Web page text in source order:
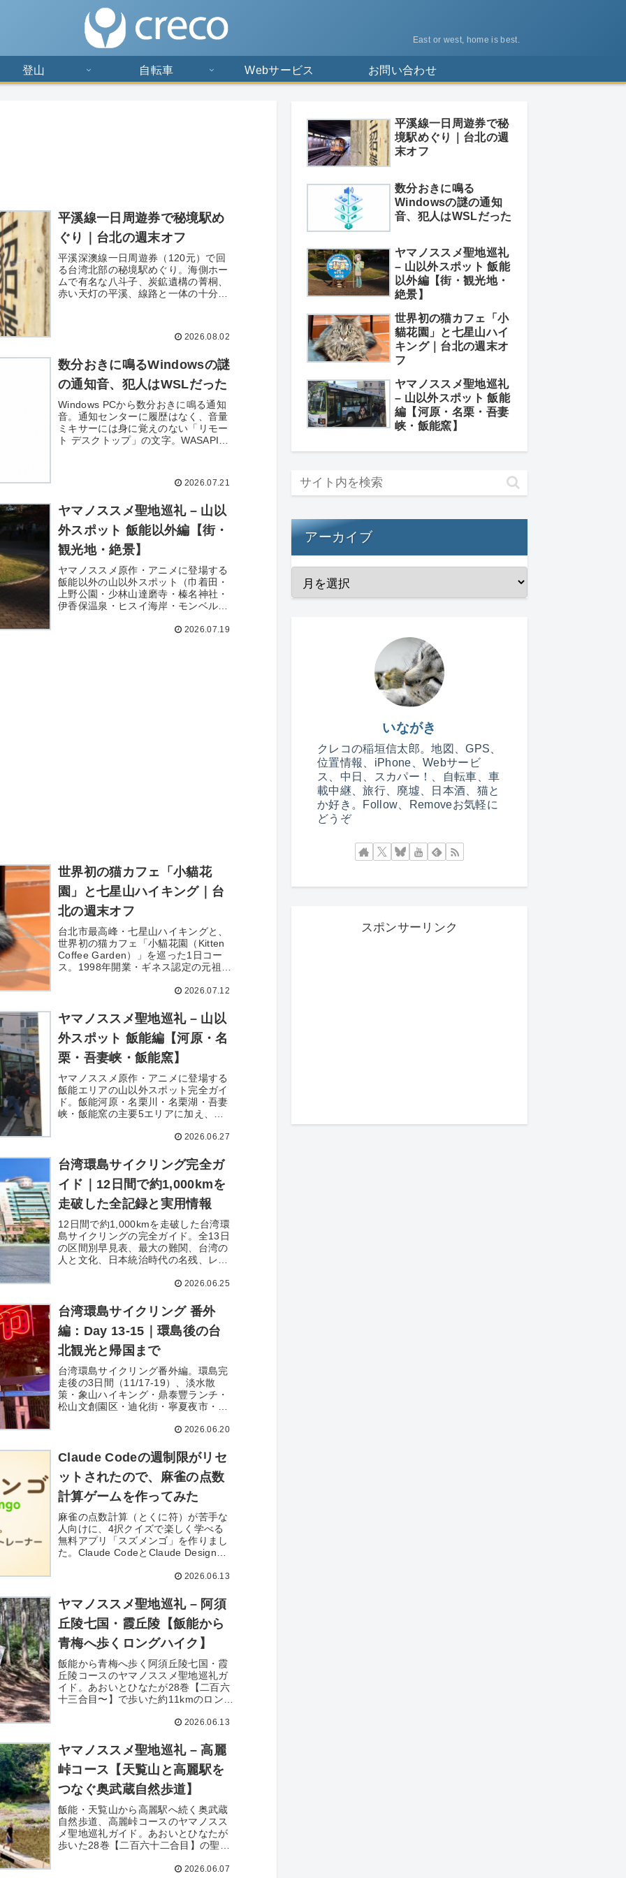
East or west, home is best.
登山 自転車 Webサービス お問い合わせ
平溪線一日周遊券で秘境駅め
ぐり｜台北の週末オフ
平溪深澳線一日周遊券（120元）で回
る台湾北部の秘境駅めぐり。海側ホー
ムで有名な八斗子、炭鉱遺構の菁桐、
赤い天灯の平溪、線路と一体の十分、
2026.08.02
数分おきに鳴るWindowsの謎
の通知音、犯人はWSLだった
Windows PCから数分おきに鳴る通知
音。通知センターに履歴はなく、音量
ミキサーには身に覚えのない「リモー
ト デスクトップ」の文字。WASAPIと
2026.07.21
ヤマノススメ聖地巡礼 – 山以
外スポット 飯能以外編【街・
観光地・絶景】
ヤマノススメ原作・アニメに登場する
飯能以外の山以外スポット（巾着田・
上野公園・少林山達磨寺・榛名神社・
伊香保温泉・ヒスイ海岸・モンベル恵
東京都・群馬県・関東・甲信越の地域
2026.07.19
世界初の猫カフェ「小貓花
園」と七星山ハイキング｜台
北の週末オフ
台北市最高峰・七星山ハイキングと、
世界初の猫カフェ「小貓花園（Kitten
Coffee Garden）」を巡った1日コー
ス。1998年開業・ギネス認定の元祖・
林官邸見学、雪王冰淇淋のバジルアイ
の週末オフに立ち寄ったスポットをま
とめた。
2026.07.12
ヤマノススメ聖地巡礼 – 山以
外スポット 飯能編【河原・名
栗・吾妻峡・飯能窯】
ヤマノススメ原作・アニメに登場する
飯能エリアの山以外スポット完全ガイ
ド。飯能河原・名栗川・名栗湖・吾妻
峡・飯能窯の主要5エリアに加え、観
のミニ聖地15箇所も網羅。焚き火・カ
訪問情報で紹介します。
2026.06.27
台湾環島サイクリング完全ガ
イド｜12日間で約1,000kmを
走破した全記録と実用情報
12日間で約1,000kmを走破した台湾環
島サイクリングの完全ガイド。全13日
の区間別早見表、最大の難関、台湾の
人と文化、日本統治時代の名残、レン
羅。これから環島に挑戦したい方の事
2026.06.25
台湾環島サイクリング 番外
編：Day 13-15｜環島後の台
北観光と帰国まで
台湾環島サイクリング番外編。環島完
走後の3日間（11/17-19）、淡水散
策・象山ハイキング・鼎泰豐ランチ・
松山文創園区・迪化街・寧夏夜市・桃
なく観光客モードで台北を満喫した、
2026.06.20
Claude Codeの週制限がリセ
ットされたので、麻雀の点数
計算ゲームを作ってみた
麻雀の点数計算（とくに符）が苦手な
人向けに、4択クイズで楽しく学べる
無料アプリ「スズメンゴ」を作りまし
た。Claude CodeとClaude Designを
公開。アプリの紹介から作った経緯、
ています。
2026.06.13
ヤマノススメ聖地巡礼 – 阿須
丘陵七国・霞丘陵【飯能から
青梅へ歩くロングハイク】
飯能から青梅へ歩く阿須丘陵七国・霞
丘陵コースのヤマノススメ聖地巡礼ガ
イド。あおいとひなたが28巻【二百六
十三合目〜】で歩いた約11kmのロング
ト、所要3時間を実体験で紹介しま
グハイクコースです。
2026.06.13
ヤマノススメ聖地巡礼 – 高麗
峠コース【天覧山と高麗駅を
つなぐ奥武蔵自然歩道】
飯能・天覧山から高麗駅へ続く奥武蔵
自然歩道、高麗峠コースのヤマノスス
メ聖地巡礼ガイド。あおいとひなたが
歩いた28巻【二百六十二合目】の聖
ポット、初心者向け低山ハイクを実体
2026.06.07
平溪線一日周遊券で秘
境駅めぐり｜台北の週
末オフ
数分おきに鳴る
Windowsの謎の通知
音、犯人はWSLだった
ヤマノススメ聖地巡礼
– 山以外スポット 飯能
以外編【街・観光地・
絶景】
世界初の猫カフェ「小
貓花園」と七星山ハイ
キング｜台北の週末オ
フ
ヤマノススメ聖地巡礼
– 山以外スポット 飯能
編【河原・名栗・吾妻
峡・飯能窯】
アーカイブ
いながき
クレコの稲垣信太郎。地図、GPS、
位置情報、iPhone、Webサービ
ス、中日、スカパー！、自転車、車
載中継、旅行、廃墟、日本酒、猫と
か好き。Follow、Removeお気軽に
どうぞ
スポンサーリンク